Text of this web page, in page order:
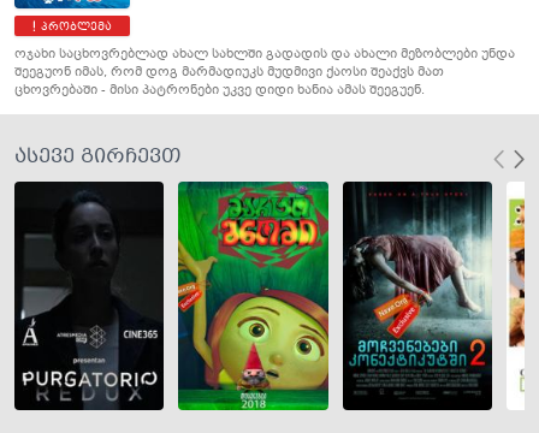
პრობლემა
ოჯახი საცხოვრებლად ახალ სახლში გადადის და ახალი მეზობლები უნდა
შეეგუონ იმას, რომ დოგ მარმადიუკს მუდმივი ქაოსი შეაქვს მათ
ცხოვრებაში - მისი პატრონები უკვე დიდი ხანია ამას შეეგუენ.
ასევე გირჩევთ